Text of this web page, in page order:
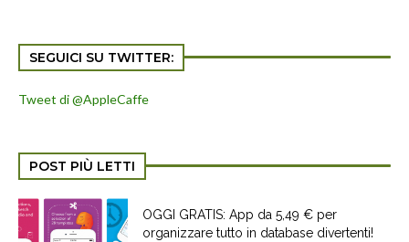
SEGUICI SU TWITTER:
Tweet di @AppleCaffe
POST PIÙ LETTI
OGGI GRATIS: App da 5,49 € per
organizzare tutto in database divertenti!